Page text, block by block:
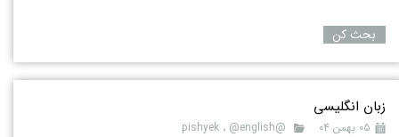
بحث کن
زبان انگلیسی
۰۵ بهمن ۰۴ @pishyek ، @english